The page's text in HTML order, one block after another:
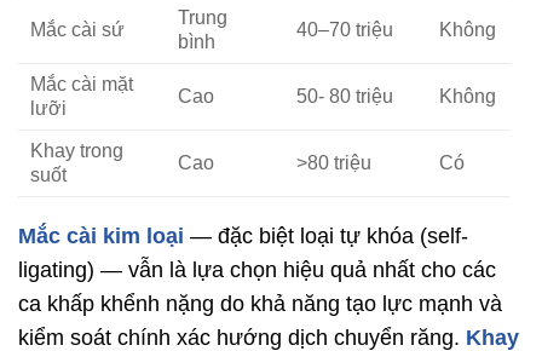
Mắc cài sứ
Trung
bình
40–70 triệu Không
Mắc cài mặt
lưỡi
Cao 50- 80 triệu Không
Khay trong
suốt
Cao >80 triệu Có
Mắc cài kim loại — đặc biệt loại tự khóa (self-
ligating) — vẫn là lựa chọn hiệu quả nhất cho các
ca khấp khểnh nặng do khả năng tạo lực mạnh và
kiểm soát chính xác hướng dịch chuyển răng. Khay